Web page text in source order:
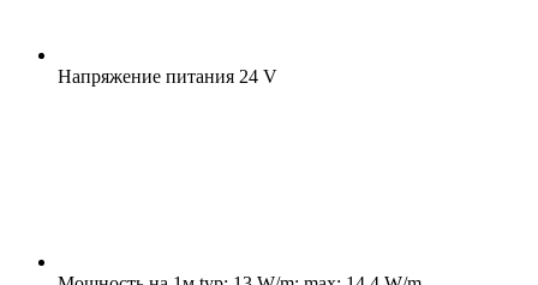
Напряжение питания 24 V